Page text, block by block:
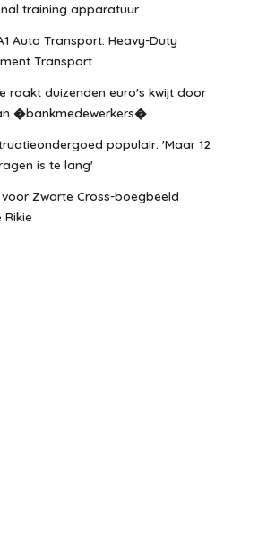
training apparatuur
Auto Transport: Heavy-Duty
Transport
raakt duizenden euro's kwijt door
�bankmedewerkers�
populair: 'Maar 12
is te lang'
voor Zwarte Cross-boegbeeld
Rikie